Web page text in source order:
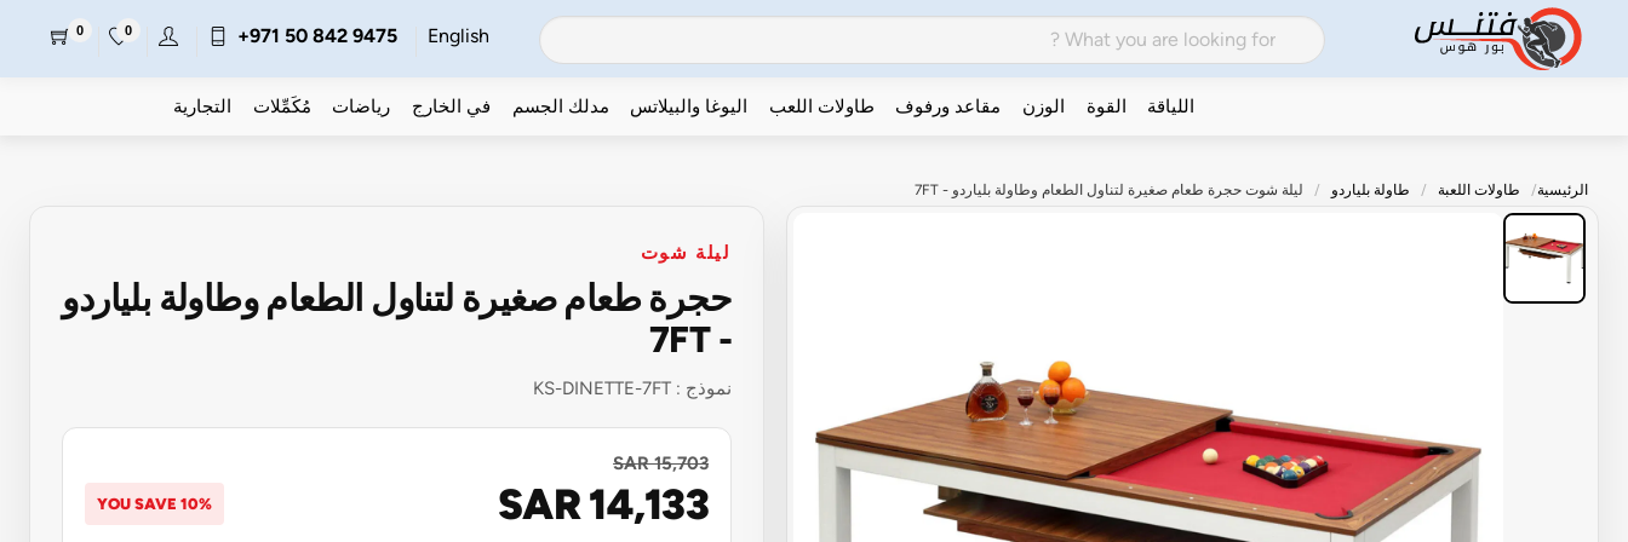
English
+971 50 842 9475
0
0
اللياقة القوة الوزن مقاعد ورفوف طاولات اللعب اليوغا والبيلاتس مدلك الجسم في الخارج رياضات مُكَمِّلات التجارية
الرئيسية طاولات اللعبة طاولة بلياردو ليلة شوت حجرة طعام صغيرة لتناول الطعام وطاولة بلياردو - 7FT
ليلة شوت
حجرة طعام صغيرة لتناول الطعام وطاولة بلياردو
- 7FT
نموذج : KS-DINETTE-7FT
SAR 15,703
SAR 14,133
YOU SAVE 10%